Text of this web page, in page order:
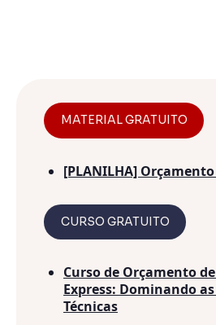
MATERIAL GRATUITO
[PLANILHA]
CURSO GRATUITO
Curso de Orçamento
Express: Dominando
Técnicas